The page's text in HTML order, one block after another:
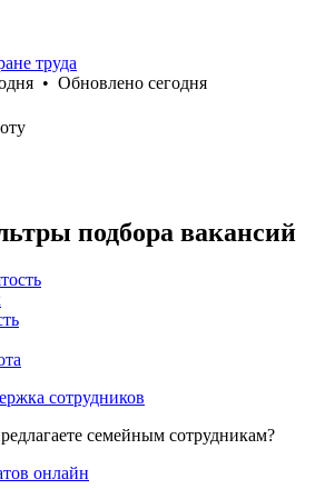
труда
• Обновлено сегодня
подбора вакансий
сотрудников
семейным сотрудникам?
онлайн